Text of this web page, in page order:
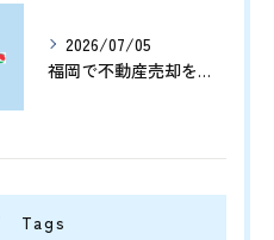
2026/07/05
福岡で不動産売却をプロに任せて相続や資産整理をスムーズに進める方法
Tags